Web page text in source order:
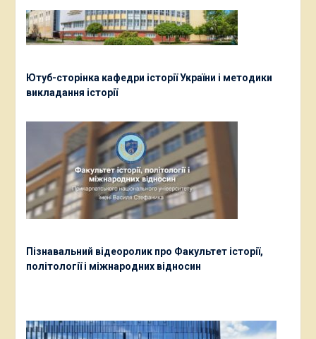
Ютуб-сторінка кафедри історії України і методики
викладання історії
Пізнавальний відеоролик про Факультет історії,
політології і міжнародних відносин